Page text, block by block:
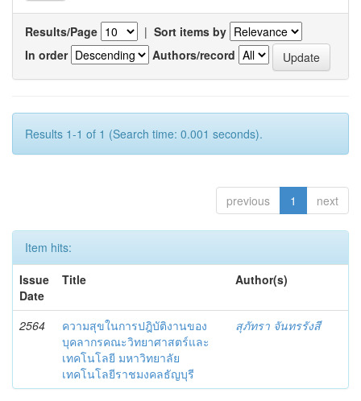
Results/Page | Sort items by
In order
Authors/record
Results 1-1 of 1 (Search time: 0.001 seconds).
previous 1 next
Item hits:
Issue
Date
Title Author(s)
2564
ความสุขในการปฎิบัติงานของ
บุคลากรคณะวิทยาศาสตร์และ
เทคโนโลยี มหาวิทยาลัย
เทคโนโลยีราชมงคลธัญบุรี
สุภัทรา จันทรรังสี